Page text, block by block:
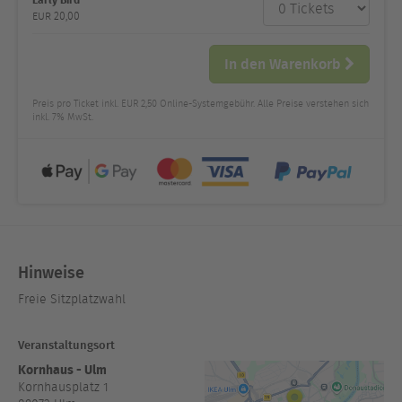
und Preis
EUR 20,00
In den Warenkorb
Preis pro Ticket inkl. EUR 2,50 Online-Systemgebühr. Alle Preise verstehen sich
inkl. 7% MwSt.
Hinweise
Freie Sitzplatzwahl
Veranstaltungsort
Kornhaus - Ulm
Kornhausplatz 1